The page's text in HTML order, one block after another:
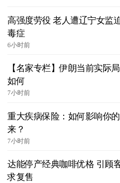
高强度劳役 老人遭辽宁女监
毒症
6小时前
【名家专栏】伊朗当前实际
如何
7小时前
重大疾病保险：如何影响你
来？
7小时前
达能停产经典咖啡优格 引顾
求复售